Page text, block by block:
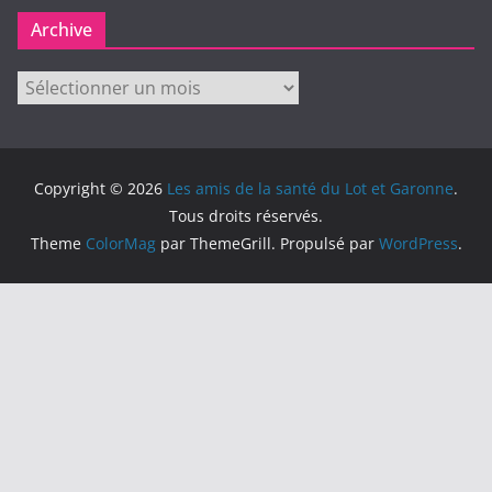
Archive
Archive
Copyright © 2026 Les amis de la santé du Lot et Garonne.
Tous droits réservés.
Theme ColorMagpar ThemeGrill. Propulsé par WordPress.